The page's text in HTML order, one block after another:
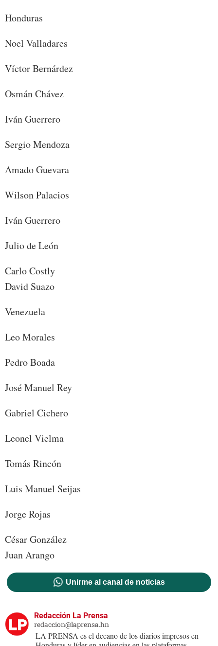
Honduras
Noel Valladares
Víctor Bernárdez
Osmán Chávez
Iván Guerrero
Sergio Mendoza
Amado Guevara
Wilson Palacios
Iván Guerrero
Julio de León
Carlo Costly
David Suazo
Venezuela
Leo Morales
Pedro Boada
José Manuel Rey
Gabriel Cichero
Leonel Vielma
Tomás Rincón
Luis Manuel Seijas
Jorge Rojas
César González
Juan Arango
Unirme al canal de noticias
Redacción La Prensa
redaccion@laprensa.hn
LA PRENSA es el decano de los diarios impresos en